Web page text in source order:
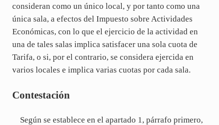
consideran como un único local, y por tanto como una
única sala, a efectos del Impuesto sobre Actividades
Económicas, con lo que el ejercicio de la actividad en
una de tales salas implica satisfacer una sola cuota de
Tarifa, o si, por el contrario, se considera ejercida en
varios locales e implica varias cuotas por cada sala.
Contestación
Según se establece en el apartado 1, párrafo primero,